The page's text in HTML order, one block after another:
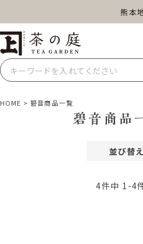
熊本
茶の庭オンライ
ギフト 特上高級茶
HOME 碧音商品一覧
碧音商品
並び替え
価格が安
4件中 1 -4